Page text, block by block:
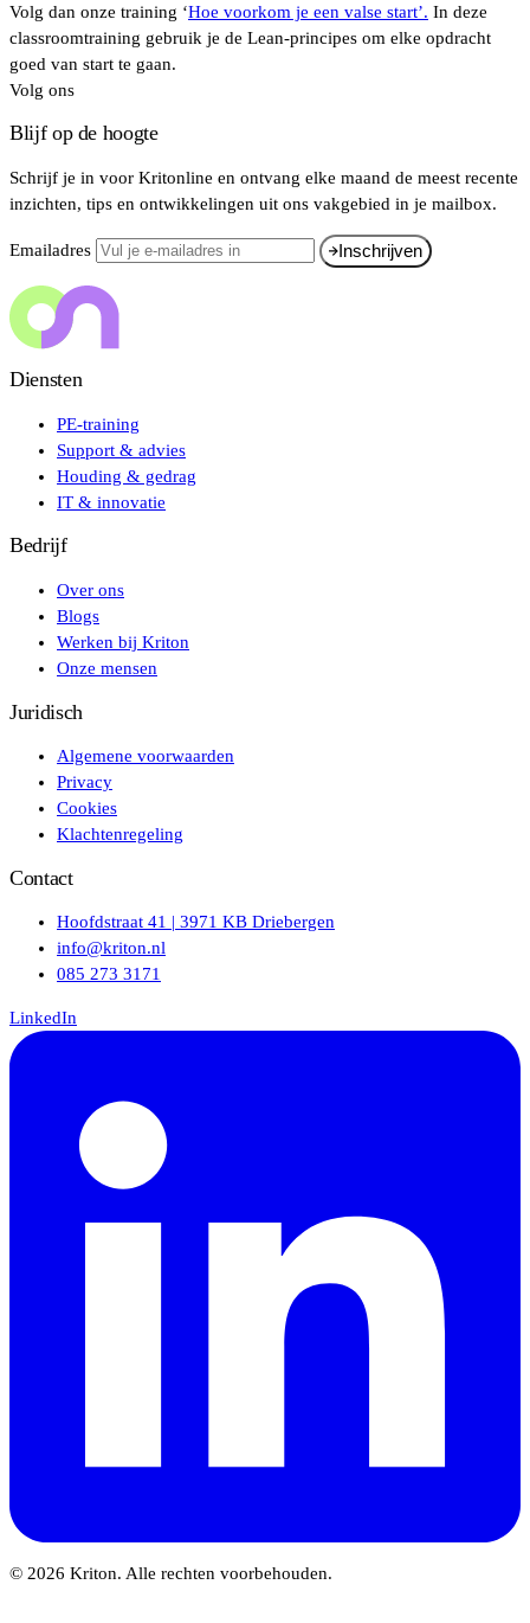
Volg dan onze training ‘Hoe voorkom je een valse start’. In deze
classroomtraining gebruik je de Lean-principes om elke opdracht
goed van start te gaan.
Volg ons
Blijf op de hoogte
Schrijf je in voor Kritonline en ontvang elke maand de meest recente
inzichten, tips en ontwikkelingen uit ons vakgebied in je mailbox.
Emailadres Inschrijven
Diensten
PE-training
Support & advies
Houding & gedrag
IT & innovatie
Bedrijf
Over ons
Blogs
Werken bij Kriton
Onze mensen
Juridisch
Algemene voorwaarden
Privacy
Cookies
Klachtenregeling
Contact
Hoofdstraat 41 | 3971 KB Driebergen
info@kriton.nl
085 273 3171
LinkedIn
© 2026 Kriton. Alle rechten voorbehouden.